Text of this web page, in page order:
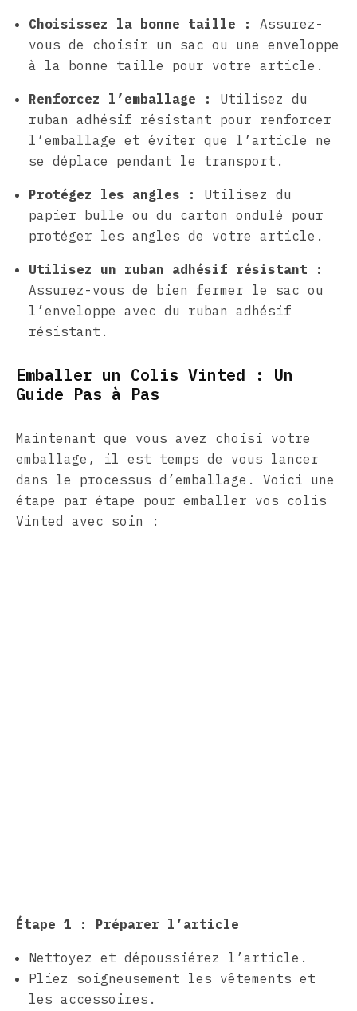
Choisissez la bonne taille :
Assurez-
vous de choisir un sac ou une enveloppe
à la bonne taille pour votre article.
Renforcez l’emballage :
Utilisez du
ruban adhésif résistant pour renforcer
l’emballage et éviter que l’article ne
se déplace pendant le transport.
Protégez les angles :
Utilisez du
papier bulle ou du carton ondulé pour
protéger les angles de votre article.
Utilisez un ruban adhésif résistant :
Assurez-vous de bien fermer le sac ou
l’enveloppe avec du ruban adhésif
résistant.
Emballer un Colis Vinted : Un
Guide Pas à Pas
Maintenant que vous avez choisi votre
emballage, il est temps de vous lancer
dans le processus d’emballage. Voici une
étape par étape pour emballer vos colis
Vinted avec soin :
Étape 1 : Préparer l’article
Nettoyez et dépoussiérez l’article.
Pliez soigneusement les vêtements et
les accessoires.